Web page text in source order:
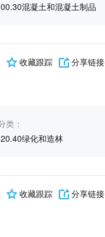
混凝土和混凝土制品
收藏跟踪 分享链接
类：
绿化和造林
收藏跟踪 分享链接